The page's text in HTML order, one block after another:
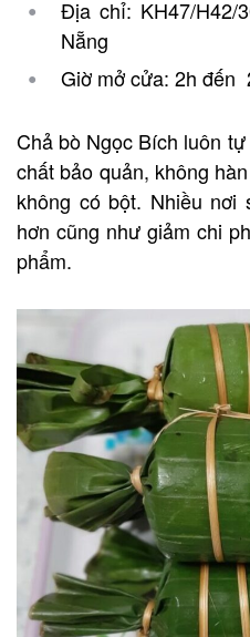
Địa chỉ: KH47/H42/
Nẵng
Giờ mở cửa: 2h đến
Chả bò Ngọc Bích luôn
chất bảo quản, không
không có bột. Nhiều nơi
hơn cũng như giảm chi
phẩm.